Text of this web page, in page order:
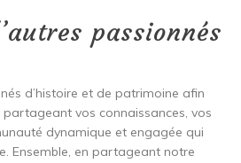
passionnés
d’histoire et de patrimoine afin
partageant vos connaissances, vos
dynamique et engagée qui
Ensemble, en partageant notre